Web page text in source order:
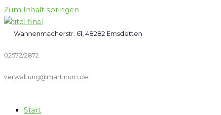
Zum Inhalt springen
Wannenmacherstr. 61, 48282 Emsdetten
02572/2872
verwaltung@martinum.de
Start